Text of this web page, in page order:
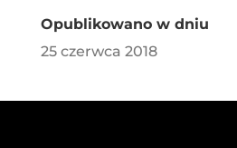
Opublikowano w dniu
25 czerwca 2018